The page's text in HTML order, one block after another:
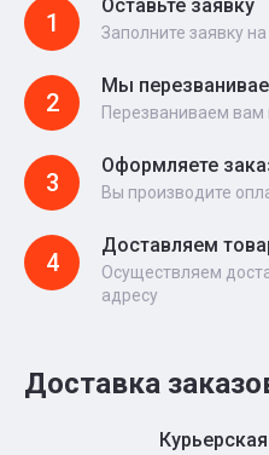
1
Оставьте заявку
Заполните заявку
2
Мы
Перезваниваем вам
3
Оформляете
Вы производите
4
Доставляем
Осуществляем
адресу
Доставка